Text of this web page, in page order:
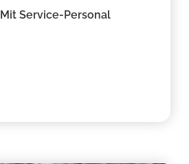
Mit Service-Personal